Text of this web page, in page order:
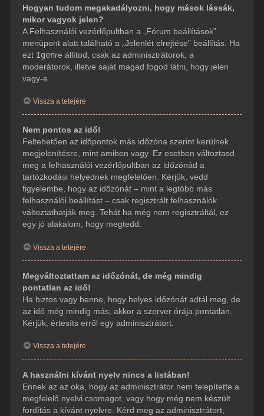
Hogyan tudom megakadályozni, hogy mások lássák,
mikor vagyok jelen?
A Felhasználói vezérlőpultban a „Fórum beállítások”
menüpont alatt található a „Jelenlét elrejtése” beállítás. Ha
ezt Igenre állítod, csak az adminisztrátorok, a
moderátorok, illetve saját magad fogod látni, hogy jelen
vagy-e.
Vissza a tetejére
Nem pontos az idő!
Feltehetően az időpontok más időzóna szerint kerülnek
megjelenítésre, mint amiben vagy. Ez esetben változtasd
meg a felhasználói vezérlőpultban az időzónád a
tartózkodási helyednek megfelelően. Kérjük, vedd
figyelembe, hogy az időzónát – mint a legtöbb más
felhasználói beállítást – csak regisztrált felhasználók
változtathatják meg. Tehát ha még nem regisztráltál, ez
egy jó alakalom, hogy megtedd.
Vissza a tetejére
Megváltoztattam az időzónát, de még mindig
pontatlan az idő!
Ha biztos vagy benne, hogy helyes időzónát adtál meg, de
az idő még mindig más, akkor a szerver órája pontatlan.
Kérjük, értesíts erről egy adminisztrátort.
Vissza a tetejére
A használni kívánt nyelv nincs a listában!
Ennek az az oka, hogy az adminisztrátor nem telepítette a
megfelelő nyelvi csomagot, vagy hogy még nem készült
fordítás a kívánt nyelvre. Kérd meg az adminisztrátort,